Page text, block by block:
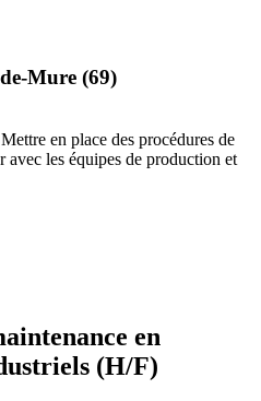
Mure (69)
en place des procédures de
avec les équipes de production et
en
(H/F)